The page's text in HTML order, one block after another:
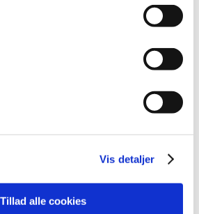
Vis detaljer
Tillad alle cookies
energi-, klima- og
med mulighed for at